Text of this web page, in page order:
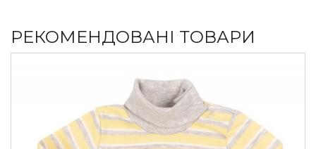
РЕКОМЕНДОВАНІ ТОВАРИ